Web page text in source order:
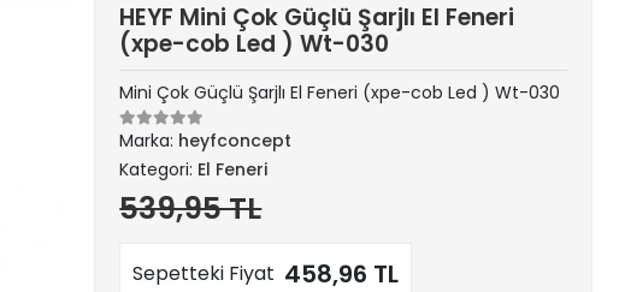
HEYF Mini Çok Güçlü Şarjlı El Feneri
(xpe-cob Led ) Wt-030
Mini Çok Güçlü Şarjlı El Feneri (xpe-cob Led ) Wt-030
Marka: heyfconcept
Kategori: El Feneri
539,95 TL
Sepetteki Fiyat 458,96 TL